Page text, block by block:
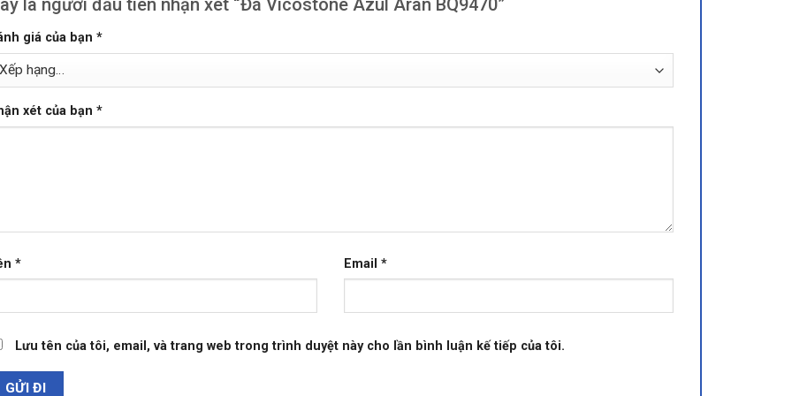
là người đầu tiên nhận xét “Đá Vicostone Azul Aran BQ9470”
giá của bạn *
xét của bạn *
* Email *
Lưu tên của tôi, email, và trang web trong trình duyệt này cho lần bình luận kế tiếp của tôi.